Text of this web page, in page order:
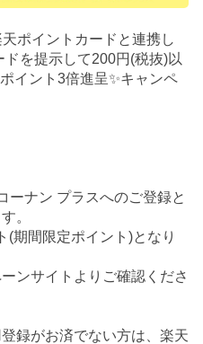
ポイントカードと連携し
を提示して200円(税抜)以
イント3倍進呈✨キャンペ
ナン プラスへのご登録と
。
期間限定ポイント)となり
ンサイトよりご確認くださ
録がお済でない方は、楽天